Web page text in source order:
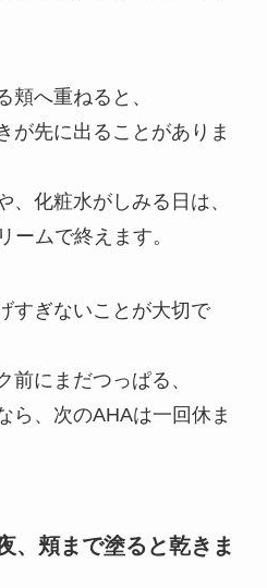
頬へ重ねると、
が先に出ることがありま
、化粧水がしみる日は、
ームで終えます。
すぎないことが大切で
前にまだつっぱる、
ら、次のAHAは一回休ま
、頬まで塗ると乾きま